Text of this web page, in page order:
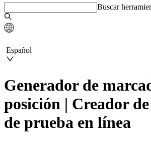
Buscar
Español
Generador de
posición | Creador
de prueba en línea